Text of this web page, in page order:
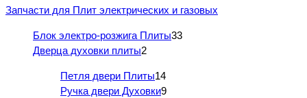
Запчасти для Плит электрических и газовых
Блок электро-розжига Плиты33
Дверца духовки плиты2
Петля двери Плиты14
Ручка двери Духовки9